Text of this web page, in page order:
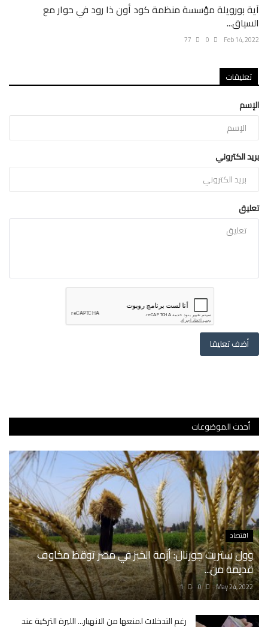
آية بورويلة مؤسسة منظمة كود أون ذا رود في حوار مع
السياق...
Feb 14, 2022
0
77
تعليقات
الإسم
بريد الكتروني
تعليق
أضف تعليقا
أحدث الموضوعات
اقتصاد
وول ستريت جورنال: أزمة الخبز في مصر توقظ مخاوف
قديمة من...
May 24, 2022
0
1
رغم التدخلات لمنعها من الانهيار... الليرة التركية عند